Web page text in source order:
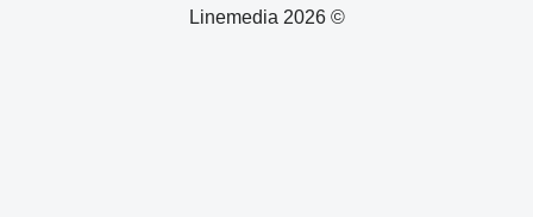
© 2026 Linemedia